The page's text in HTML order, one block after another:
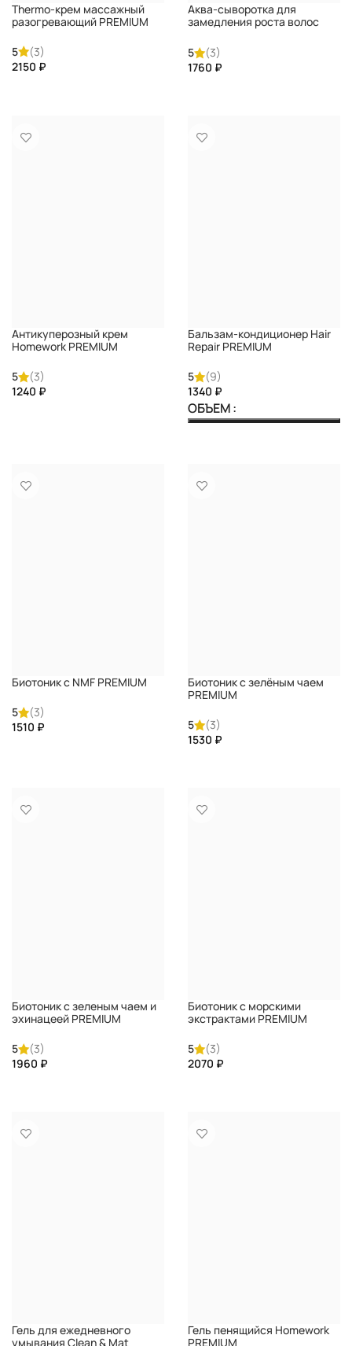
Thermo-крем массажный
разогревающий PREMIUM
5
(3)
₽
Аква-сыворотка для
замедления роста волос
5
(3)
₽
Антикуперозный крем
Homework PREMIUM
5
(3)
₽
Бальзам-кондиционер Hair
Repair PREMIUM
5
(9)
₽
ОБЪЕМ
Биотоник с NMF PREMIUM
5
(3)
₽
Биотоник с зелёным чаем
PREMIUM
5
(3)
₽
Биотоник с зеленым чаем и
эхинацеей PREMIUM
5
(3)
₽
Биотоник с морскими
экстрактами PREMIUM
5
(3)
₽
Гель для ежедневного
умывания Clean & Mat
Гель пенящийся Homework
PREMIUM